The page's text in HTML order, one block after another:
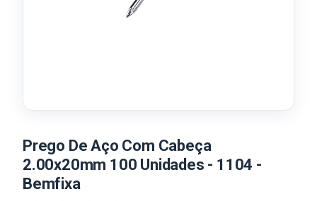
Prego De Aço Com Cabeça
2.00x20mm 100 Unidades - 1104 -
Bemfixa